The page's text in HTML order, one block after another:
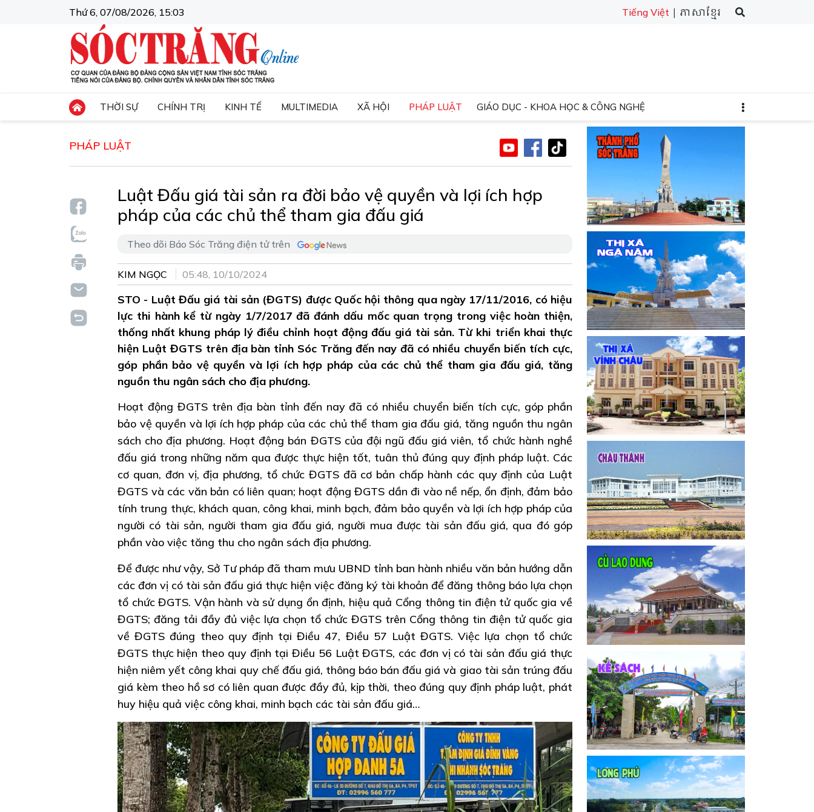
Thứ 6, 07/08/2026, 15:03 Tiếng Việt | ភាសាខ្មែរ
THỜI SỰ CHÍNH TRỊ KINH TẾ MULTIMEDIA XÃ HỘI PHÁP LUẬT GIÁO DỤC - KHOA HỌC & CÔNG NGHỆ
PHÁP LUẬT
Luật Đấu giá tài sản ra đời bảo vệ quyền và lợi ích hợp
pháp của các chủ thể tham gia đấu giá
Theo dõi Báo Sóc Trăng điện tử trên
KIM NGỌC 05:48, 10/10/2024
STO - Luật Đấu giá tài sản (ĐGTS) được Quốc hội thông qua ngày 17/11/2016, có hiệu
lực thi hành kể từ ngày 1/7/2017 đã đánh dấu mốc quan trọng trong việc hoàn thiện,
thống nhất khung pháp lý điều chỉnh hoạt động đấu giá tài sản. Từ khi triển khai thực
hiện Luật ĐGTS trên địa bàn tỉnh Sóc Trăng đến nay đã có nhiều chuyển biến tích cực,
góp phần bảo vệ quyền và lợi ích hợp pháp của các chủ thể tham gia đấu giá, tăng
nguồn thu ngân sách cho địa phương.
Hoạt động ĐGTS trên địa bàn tỉnh đến nay đã có nhiều chuyển biến tích cực, góp phần
bảo vệ quyền và lợi ích hợp pháp của các chủ thể tham gia đấu giá, tăng nguồn thu ngân
sách cho địa phương. Hoạt động bán ĐGTS của đội ngũ đấu giá viên, tổ chức hành nghề
đấu giá trong những năm qua được thực hiện tốt, tuân thủ đúng quy định pháp luật. Các
cơ quan, đơn vị, địa phương, tổ chức ĐGTS đã cơ bản chấp hành các quy định của Luật
ĐGTS và các văn bản có liên quan; hoạt động ĐGTS dần đi vào nề nếp, ổn định, đảm bảo
tính trung thực, khách quan, công khai, minh bạch, đảm bảo quyền và lợi ích hợp pháp của
người có tài sản, người tham gia đấu giá, người mua được tài sản đấu giá, qua đó góp
phần vào việc tăng thu cho ngân sách địa phương.
Để được như vậy, Sở Tư pháp đã tham mưu UBND tỉnh ban hành nhiều văn bản hướng dẫn
các đơn vị có tài sản đấu giá thực hiện việc đăng ký tài khoản để đăng thông báo lựa chọn
tổ chức ĐGTS. Vận hành và sử dụng ổn định, hiệu quả Cổng thông tin điện tử quốc gia về
ĐGTS; đăng tải đầy đủ việc lựa chọn tổ chức ĐGTS trên Cổng thông tin điện tử quốc gia
về ĐGTS đúng theo quy định tại Điều 47, Điều 57 Luật ĐGTS. Việc lựa chọn tổ chức
ĐGTS thực hiện theo quy định tại Điều 56 Luật ĐGTS, các đơn vị có tài sản đấu giá thực
hiện niêm yết công khai quy chế đấu giá, thông báo bán đấu giá và giao tài sản trúng đấu
giá kèm theo hồ sơ có liên quan được đầy đủ, kịp thời, theo đúng quy định pháp luật, phát
huy hiệu quả việc công khai, minh bạch các tài sản đấu giá…